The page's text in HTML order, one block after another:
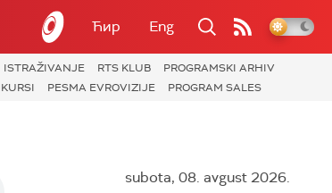
Ћир Eng
ISTRAŽIVANJE RTS KLUB
PROGRAMSKI ARHIV
PESMA EVROVIZIJE PROGRAM SALES
subota, 08. avgust 2026.